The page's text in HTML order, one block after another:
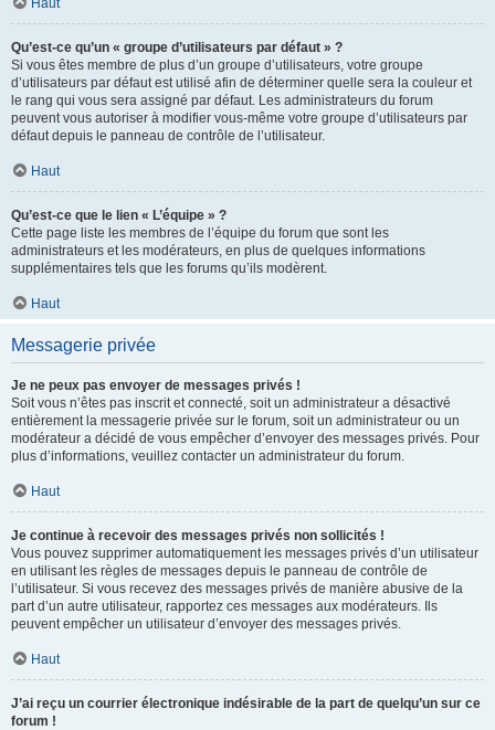
Haut
Qu’est-ce qu’un « groupe d’utilisateurs par défaut » ?
Si vous êtes membre de plus d’un groupe d’utilisateurs, votre groupe
d’utilisateurs par défaut est utilisé afin de déterminer quelle sera la couleur et
le rang qui vous sera assigné par défaut. Les administrateurs du forum
peuvent vous autoriser à modifier vous-même votre groupe d’utilisateurs par
défaut depuis le panneau de contrôle de l’utilisateur.
Haut
Qu’est-ce que le lien « L’équipe » ?
Cette page liste les membres de l’équipe du forum que sont les
administrateurs et les modérateurs, en plus de quelques informations
supplémentaires tels que les forums qu’ils modèrent.
Haut
Messagerie privée
Je ne peux pas envoyer de messages privés !
Soit vous n’êtes pas inscrit et connecté, soit un administrateur a désactivé
entièrement la messagerie privée sur le forum, soit un administrateur ou un
modérateur a décidé de vous empêcher d’envoyer des messages privés. Pour
plus d’informations, veuillez contacter un administrateur du forum.
Haut
Je continue à recevoir des messages privés non sollicités !
Vous pouvez supprimer automatiquement les messages privés d’un utilisateur
en utilisant les règles de messages depuis le panneau de contrôle de
l’utilisateur. Si vous recevez des messages privés de manière abusive de la
part d’un autre utilisateur, rapportez ces messages aux modérateurs. Ils
peuvent empêcher un utilisateur d’envoyer des messages privés.
Haut
J’ai reçu un courrier électronique indésirable de la part de quelqu’un sur ce
forum !